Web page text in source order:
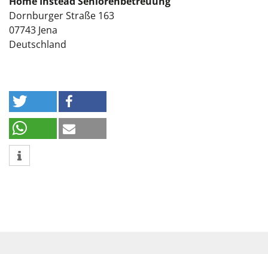
Dornburger Straße 163
07743 Jena
Deutschland